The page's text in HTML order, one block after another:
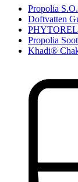
Propolia
Doftvatten
Propolia
Khadi®